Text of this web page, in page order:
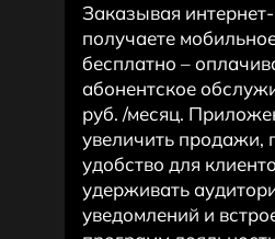
Заказывая
получаете
бесплатно –
абонентское
руб. /месяц.
увеличить продажи,
удобство для
удерживать
уведомлений и